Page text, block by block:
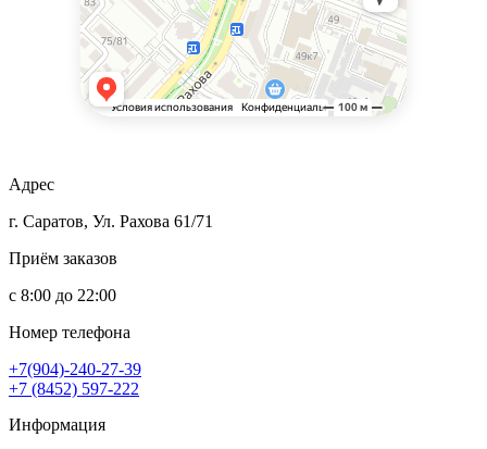
Адрес
г. Саратов, Ул. Рахова 61/71
Приём заказов
с 8:00 до 22:00
Номер телефона
+7(904)-240-27-39
+7 (8452) 597-222
Информация